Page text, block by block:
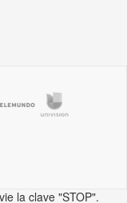
la clave "STOP".